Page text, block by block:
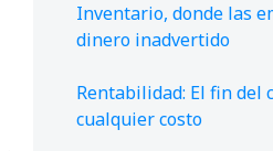
Inventario, donde las
dinero inadvertido
Rentabilidad: El fin del
cualquier costo